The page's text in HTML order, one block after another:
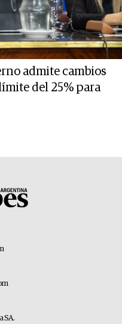
admite cambios
del 25% para
SA.